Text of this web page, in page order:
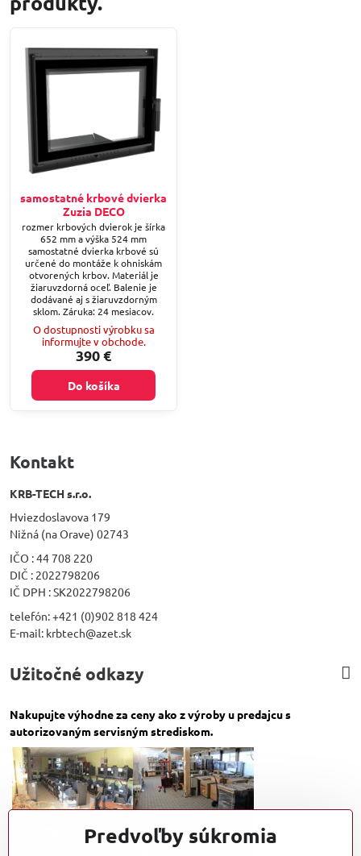
samostatné krbové dvierka
Zuzia DECO
rozmer krbových dvierok je šírka
652 mm a výška 524 mm
samostatné dvierka krbové sú
určené do montáže k ohniskám
otvorených krbov. Materiál je
žiaruvzdorná oceľ. Balenie je
dodávané aj s žiaruvzdorným
sklom. Záruka: 24 mesiacov.
O dostupnosti výrobku sa
informujte v obchode.
390 €
Do košíka
Kontakt
KRB-TECH s.r.o.
Hviezdoslavova 179
Nižná (na Orave) 02743
IČO : 44 708 220
DIČ : 2022798206
IČ DPH : SK2022798206
telefón: +421 (0)902 818 424
E-mail: krbtech@azet.sk
Užitočné odkazy
Nakupujte výhodne za ceny ako z výroby u predajcu s
autorizovaným servisným strediskom.
Predvoľby súkromia